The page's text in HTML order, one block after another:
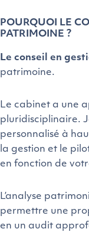
POURQUOI LE
PATRIMOINE ?
Le conseil en
patrimoine.
Le cabinet a une
pluridisciplinaire.
personnalisé à
la gestion et le
en fonction de
L’analyse
permettre une
en un audit